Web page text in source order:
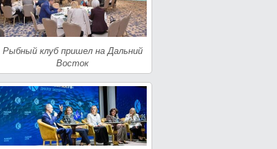
Рыбный клуб пришел на Дальний
Восток